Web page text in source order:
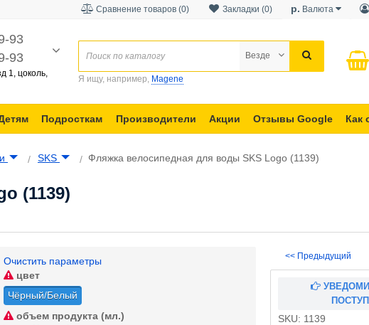
р. Валюта
Закладки (0)
Сравнение товаров (0)
93
93
1, цоколь,
Везде
Я ищу, например, Magene
Подросткам Производители Акции Отзывы Google Как
SKS Фляжка велосипедная для воды SKS Logo (1139)
(1139)
Очистить параметры
цвет
Чёрный/Белый
объем продукта (мл.)
<< Предыдущий
SKU: 1139